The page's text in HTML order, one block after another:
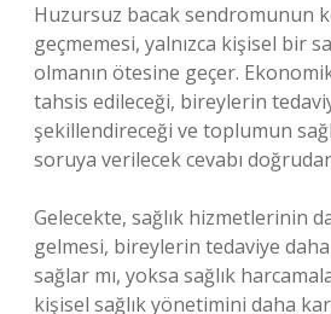
Huzursuz bacak sendromunun
geçmemesi, yalnızca kişisel bir
olmanın ötesine geçer.
tahsis edileceği, bireylerin
şekillendireceği ve toplumun
soruya verilecek cevabı
Gelecekte, sağlık hizmetlerinin
gelmesi, bireylerin tedaviye
sağlar mı, yoksa sağlık
kişisel sağlık yönetimini daha